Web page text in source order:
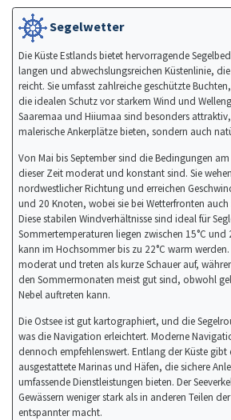
Segelwetter
Die Küste Estlands bietet hervorragende
langen und abwechslungsreichen Küstenlinie,
reicht. Sie umfasst zahlreiche geschützte
die idealen Schutz vor starkem Wind und
Saaremaa und Hiiumaa sind besonders
malerische Ankerplätze bieten, sondern auch
Von Mai bis September sind die Bedingungen
dieser Zeit moderat und konstant sind. Sie
nordwestlicher Richtung und erreichen
und 20 Knoten, wobei sie bei Wetterfronten auch
Diese stabilen Windverhältnisse sind ideal für
Sommertemperaturen liegen zwischen 15°C und
kann im Hochsommer bis zu 22°C warm
moderat und treten als kurze Schauer auf,
den Sommermonaten meist gut sind, obwohl
Nebel auftreten kann.
Die Ostsee ist gut kartographiert, und die
was die Navigation erleichtert. Moderne
dennoch empfehlenswert. Entlang der Küste gibt
ausgestattete Marinas und Häfen, die sichere
umfassende Dienstleistungen bieten. Der
Gewässern weniger stark als in anderen Teilen
entspannter macht.